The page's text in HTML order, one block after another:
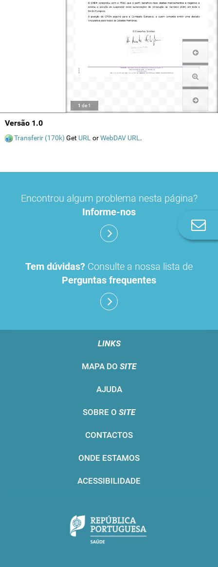
1 de 1
Versão 1.0
Transferir (170k) Get URL orWebDAV URL .
Encontrou algum problema nesta página?
Informe-nos
Tem dúvidas? Consulte a nossa lista de
Perguntas frequentes
LINKS
MAPA DO SITE
AJUDA
SOBRE O SITE
CONTACTOS
ONDE ESTAMOS
ACESSIBILIDADE